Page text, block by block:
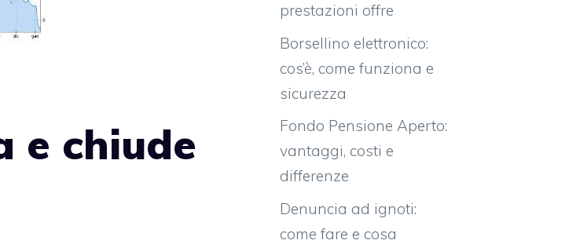
e chiude
prestazioni offre
Borsellino elettronico:
cos’è, come funziona e
sicurezza
Fondo Pensione Aperto:
vantaggi, costi e
differenze
Denuncia ad ignoti:
come fare e cosa